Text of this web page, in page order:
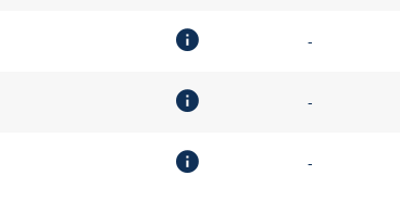
-
-
-